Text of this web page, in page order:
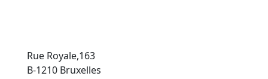
Rue Royale,163
B-1210 Bruxelles